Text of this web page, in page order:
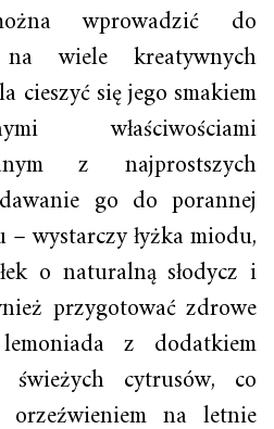
wprowadzić do
wiele kreatywnych
cieszyć się jego smakiem
właściwościami
z najprostszych
go do porannej
wystarczy łyżka miodu,
o naturalną słodycz i
przygotować zdrowe
z dodatkiem
cytrusów, co
orzeźwieniem na letnie